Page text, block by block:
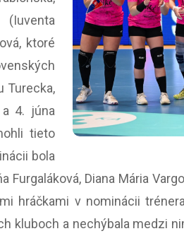
ktoré
Turecka,
4. júna
tieto
bola
Diana Mária
hráčkami v nominácii
kluboch a nechýbala medzi